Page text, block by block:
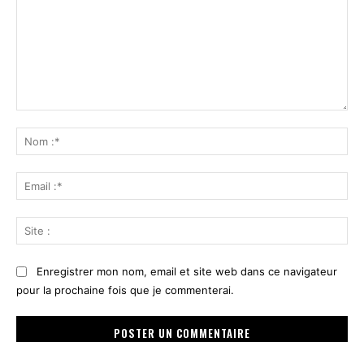
:*
:*
:
Enregistrer mon nom, email et site web dans ce navigateur
pour la prochaine fois que je commenterai.